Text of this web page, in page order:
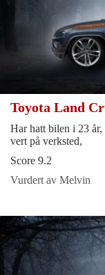
Toyota Land
Har hatt bilen i 23
vert på verksted,
Score 9.2
Vurdert av Melvin